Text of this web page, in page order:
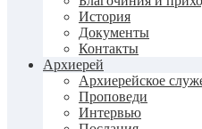
История
Документы
Контакты
Архиерей
Архиерейское
Проповеди
Интервью